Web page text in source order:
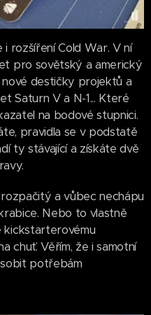
rozšíření Cold War. V ní
pro sovětský a americký
nové destičky projektů a
Saturn V a N-1... Které
na bodové stupnici.
pravidla se v podstatě
ty stávající a získáte dvě
a vůbec nechápu
Nebo to vlastně
kickstarterovému
chuť. Věřím, že i samotní
potřebám